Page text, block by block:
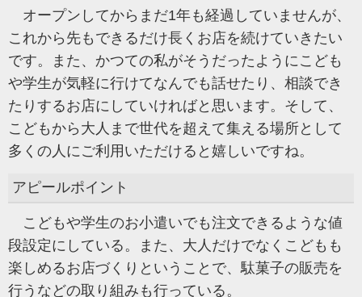
オープンしてからまだ1年も経過していませんが、
これから先もできるだけ長くお店を続けていきたい
です。また、かつての私がそうだったようにこども
や学生が気軽に行けてなんでも話せたり、相談でき
たりするお店にしていければと思います。そして、
こどもから大人まで世代を超えて集える場所として
多くの人にご利用いただけると嬉しいですね。
アピールポイント
こどもや学生のお小遣いでも注文できるような値
段設定にしている。また、大人だけでなくこどもも
楽しめるお店づくりということで、駄菓子の販売を
行うなどの取り組みも行っている。